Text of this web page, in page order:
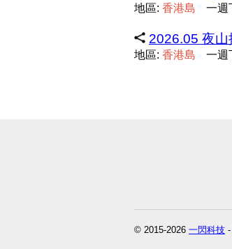
地區: 香港島 一週
2026.05 夜
地區: 香港島 一週
© 2015-2026 一閃科技 -